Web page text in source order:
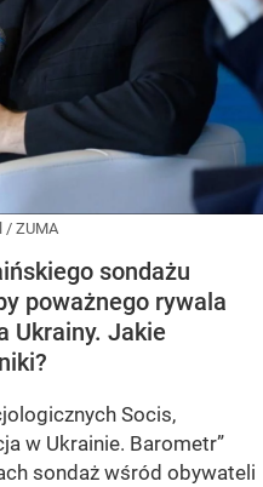
/ ZUMA
sondażu
poważnego rywala
Ukrainy. Jakie
Socis,
w Ukrainie. Barometr”
sondaż wśród obywateli